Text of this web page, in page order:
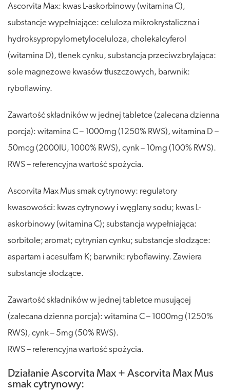
Ascorvita Max: kwas L-askorbinowy (witamina C),
substancje wypełniające: celuloza mikrokrystaliczna i
hydroksypropylometyloceluloza, cholekalcyferol
(witamina D), tlenek cynku, substancja przeciwzbrylająca:
sole magnezowe kwasów tłuszczowych, barwnik:
ryboflawiny.
Zawartość składników w jednej tabletce (zalecana dzienna
porcja): witamina C – 1000mg (1250% RWS), witamina D –
50mcg (2000IU, 1000% RWS), cynk – 10mg (100% RWS).
RWS – referencyjna wartość spożycia.
Ascorvita Max Mus smak cytrynowy: regulatory
kwasowości: kwas cytrynowy i węglany sodu; kwas L-
askorbinowy (witamina C); substancja wypełniająca:
sorbitole; aromat; cytrynian cynku; substancje słodzące:
aspartam i acesulfam K; barwnik: ryboflawiny. Zawiera
substancje słodzące.
Zawartość składników w jednej tabletce musującej
(zalecana dzienna porcja): witamina C – 1000mg (1250%
RWS), cynk – 5mg (50% RWS).
RWS – referencyjna wartość spożycia.
Działanie Ascorvita Max + Ascorvita Max Mus
smak cytrynowy: